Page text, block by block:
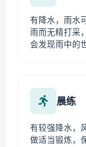
有降水，雨水
雨而无精打采
会发现雨中的
晨练
有较强降水，
做适当锻炼，